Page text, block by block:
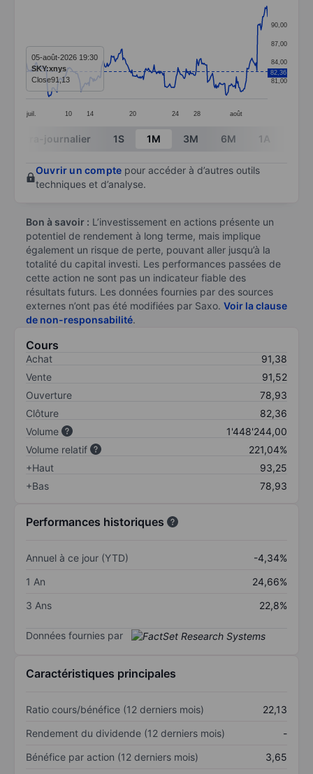
The chart has 1 X axis displaying categories.
The chart has 1 Y axis displaying values. Data
juil. 10 14 20 24 28 août
81,00
84,00
87,00
90,00
82,36
05-août-2026 19:30
SKY:xnys
Close91,13
End of interactive chart.
Intra-journalier 1S 1M 3M 6M 1A
Ouvrir un compte pour accéder à d’autres outils
techniques et d’analyse.
Bon à savoir : L’investissement en actions présente un
potentiel de rendement à long terme, mais implique
également un risque de perte, pouvant aller jusqu’à la
totalité du capital investi. Les performances passées de
cette action ne sont pas un indicateur fiable des
résultats futurs. Les données fournies par des sources
externes n’ont pas été modifiées par Saxo. Voir la clause
de non-responsabilité.
Cours
Achat
91,38
Vente
91,52
Ouverture
78,93
Clôture
82,36
Volume
1'448'244,00
Volume relatif
221,04%
+Haut
93,25
+Bas
78,93
Performances historiques
Annuel à ce jour (YTD)
-4,34%
1 An
24,66%
3 Ans
22,8%
Données fournies par
Caractéristiques principales
Ratio cours/bénéfice (12 derniers mois)
22,13
Rendement du dividende (12 derniers mois)
-
Bénéfice par action (12 derniers mois)
3,65